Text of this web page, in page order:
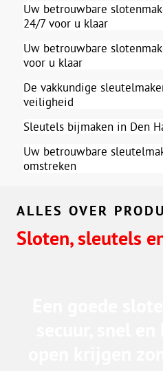
Uw betrouwbare
24/7 voor u klaar
Uw betrouwbare
voor u klaar
De vakkundige
veiligheid
Sleutels bijmaken in Den
Uw betrouwbare
omstreken
ALLES OVER
Sloten, sleutels